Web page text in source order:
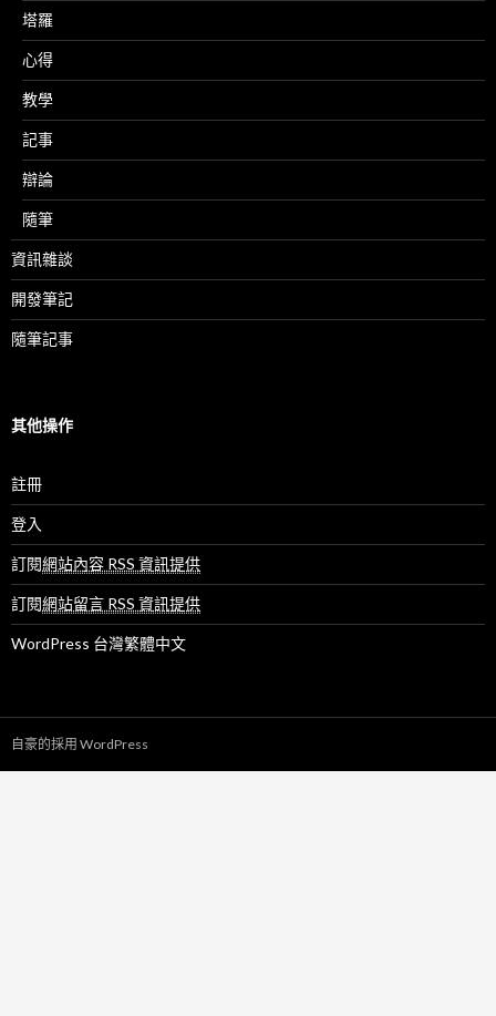
塔羅
心得
教學
記事
辯論
隨筆
資訊雜談
開發筆記
隨筆記事
其他操作
註冊
登入
訂閱網站內容 RSS 資訊提供
訂閱網站留言 RSS 資訊提供
WordPress 台灣繁體中文
自豪的採用 WordPress